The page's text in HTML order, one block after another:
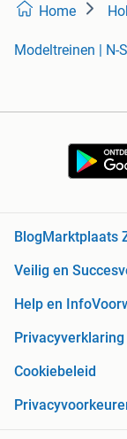
Home
Modeltreinen | N-
BlogMarktplaats
Veilig en
Help en Info
Privacyverklaring
Cookiebeleid